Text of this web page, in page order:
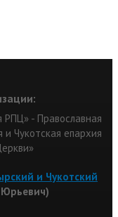
- Православная
и Чукотская епархия
и Чукотский
Юрьевич)